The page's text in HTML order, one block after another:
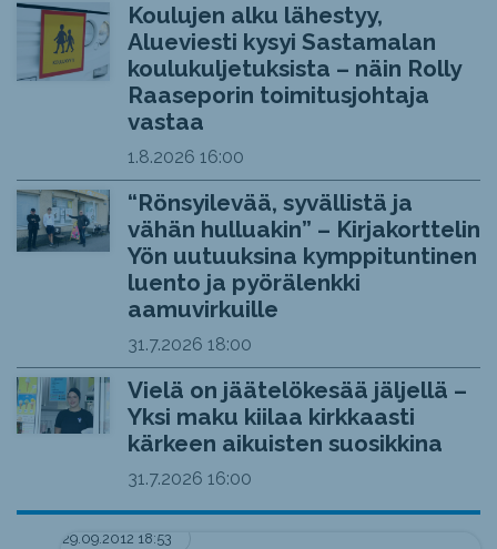
Koulujen alku lähestyy,
Alueviesti kysyi Sastamalan
koulukuljetuksista – näin Rolly
Raaseporin toimitusjohtaja
vastaa
1.8.2026 16:00
“Rönsyilevää, syvällistä ja
vähän hulluakin” – Kirjakorttelin
Yön uutuuksina kymppituntinen
luento ja pyörälenkki
aamuvirkuille
31.7.2026 18:00
Vielä on jäätelökesää jäljellä –
Yksi maku kiilaa kirkkaasti
kärkeen aikuisten suosikkina
31.7.2026 16:00
29.09.2012 18:53